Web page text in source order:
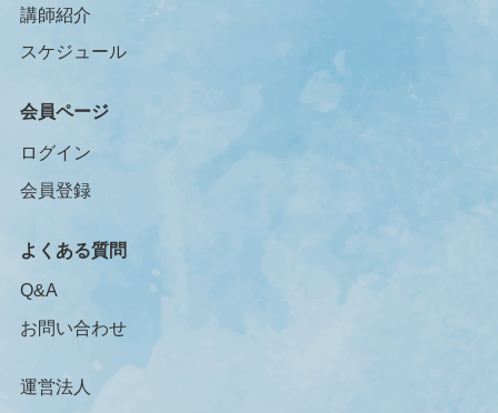
講師紹介
スケジュール
会員ページ
ログイン
会員登録
よくある質問
Q&A
お問い合わせ
運営法人